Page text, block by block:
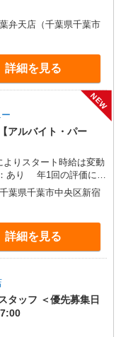
弁天店（千葉県千葉市
詳細を見る
NEW
アルバイト・パー
あり 年1回の評価によ
ルバイト賞与（寸
数により金額UP。
葉県千葉市中央区新宿
詳細を見る
タッフ ＜優先募集日